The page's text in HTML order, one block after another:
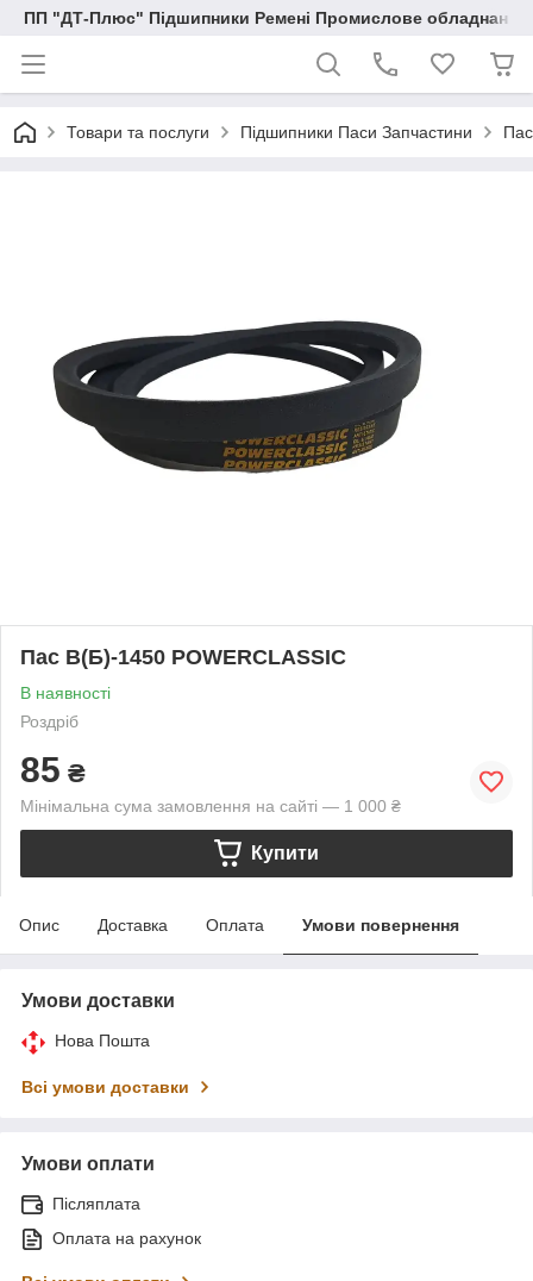
ПП "ДТ-Плюс" Підшипники Ремені Промислове обладнання
Товари та послуги Підшипники Паси Запчастини
Пас В(Б)-1450 POWERCLASSIC
В наявності
Роздріб
85 ₴
Мінімальна сума замовлення на сайті — 1 000 ₴
Купити
Опис Доставка Оплата Умови повернення
Умови доставки
Нова Пошта
Всі умови доставки
Умови оплати
Післяплата
Оплата на рахунок